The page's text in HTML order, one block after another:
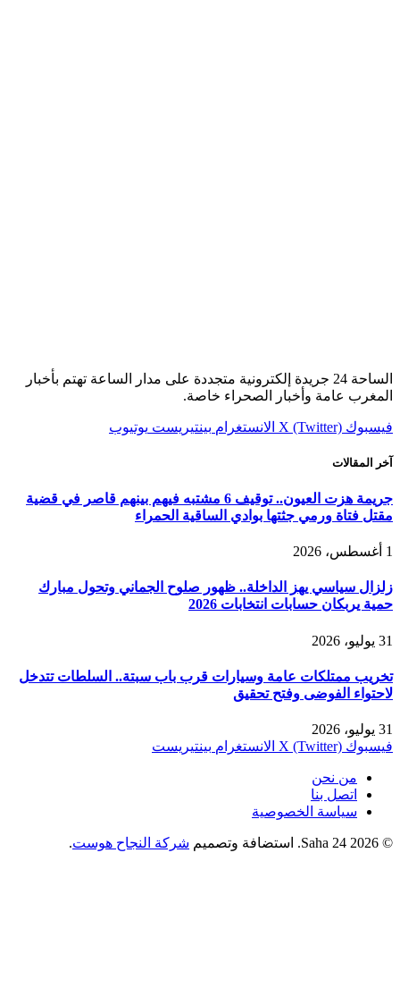
الساحة 24 جريدة إلكترونية متجددة على مدار الساعة تهتم بأخبار
المغرب عامة وأخبار الصحراء خاصة.
فيسبوك X (Twitter) الانستغرام بينتيريست يوتيوب
آخر المقالات
جريمة هزت العيون.. توقيف 6 مشتبه فيهم بينهم قاصر في قضية
مقتل فتاة ورمي جثتها بوادي الساقية الحمراء
1 أغسطس، 2026
زلزال سياسي يهز الداخلة.. ظهور صلوح الجماني وتحول مبارك
حمية يربكان حسابات انتخابات 2026
31 يوليو، 2026
تخريب ممتلكات عامة وسيارات قرب باب سبتة.. السلطات تتدخل
لاحتواء الفوضى وفتح تحقيق
31 يوليو، 2026
فيسبوك X (Twitter) الانستغرام بينتيريست
من نحن
اتصل بنا
سياسة الخصوصية
© 2026 Saha 24. استضافة وتصميم شركة النجاح هوست.